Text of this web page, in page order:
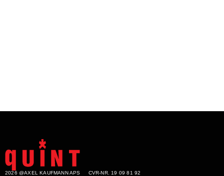
2026 @AXEL KAUFMANN APS CVR-NR. 19 09 81 92